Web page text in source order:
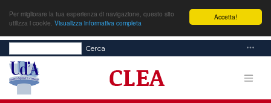
Accetta!
Per migliorare la tua esperienza di navigazione, questo sito
utilizza i cookie. Visualizza informativa completa
Cerca